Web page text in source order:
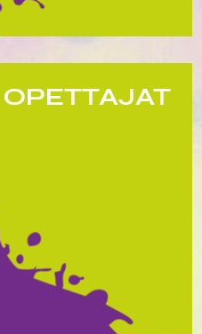
OPETTAJAT